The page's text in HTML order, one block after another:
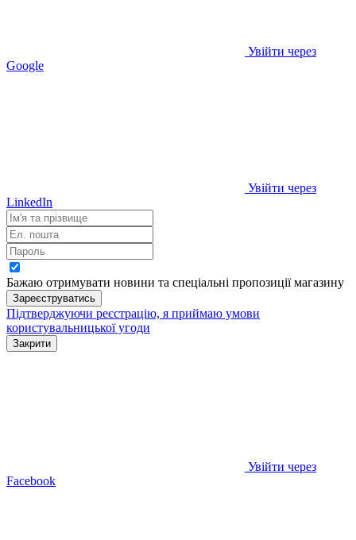
Увійти через
Google
Увійти через
LinkedIn
Бажаю отримувати новини та спеціальні пропозиціїмагазину
Зареєструватись
Підтверджуючи реєстрацію, я приймаю умови
користувальницької угоди
Закрити
Увійти через
Facebook